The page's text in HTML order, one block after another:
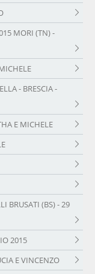
MORI (TN) -
- BRESCIA -
E MICHELE
BRUSATI (BS) - 29
2015
E VINCENZO